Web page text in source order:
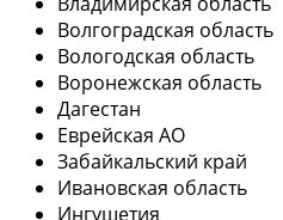
Волгоградская область
Вологодская область
Воронежская область
Дагестан
Еврейская АО
Забайкальский край
Ивановская область
Ингушетия